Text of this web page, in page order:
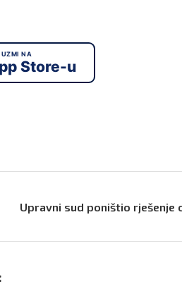
NA
Store-u
Upravni sud poništio rješenje